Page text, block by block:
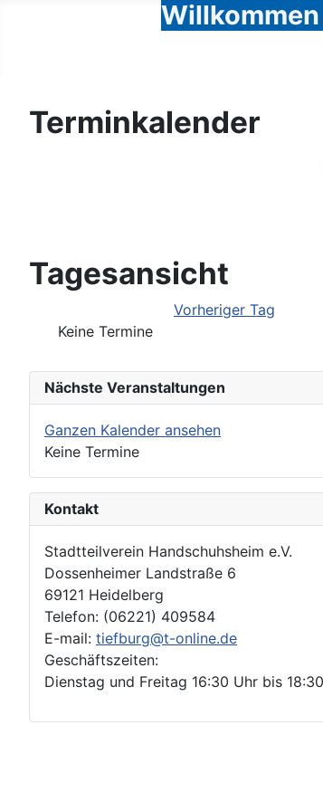
Terminkalender
Tagesansicht
Vorheriger Tag
Keine Termine
Nächste Veranstaltungen
Ganzen Kalender ansehen
Keine Termine
Kontakt
Stadtteilverein Handschuhsheim e.V.
Dossenheimer Landstraße 6
69121 Heidelberg
Telefon: (06221) 409584
E-mail: tiefburg@t-online.de
Geschäftszeiten:
Dienstag und Freitag 16:30 Uhr bis